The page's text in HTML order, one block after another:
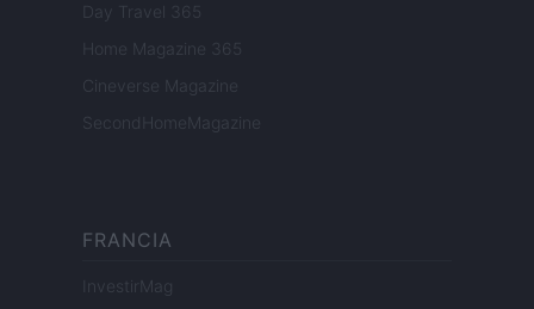
Day Travel 365
Home Magazine 365
Cineverse Magazine
SecondHomeMagazine
FRANCIA
InvestirMag